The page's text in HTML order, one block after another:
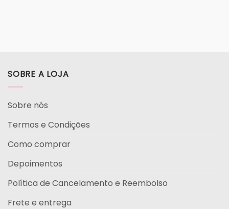
SOBRE A LOJA
Sobre nós
Termos e Condições
Como comprar
Depoimentos
Política de Cancelamento e Reembolso
Frete e entrega